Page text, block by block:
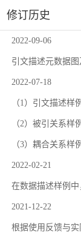
修订历史
2022-09-06
引文描述元数据
2022-07-18
（1）引文描述样
（2）被引关系
（3）耦合关系
2022-02-21
在数据描述样例
2021-12-22
根据使用反馈与